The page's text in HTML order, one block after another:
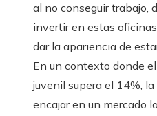
al no conseguir trabajo,
invertir en estas
dar la apariencia de
En un contexto donde
juvenil supera el 14%,
encajar en un mercado